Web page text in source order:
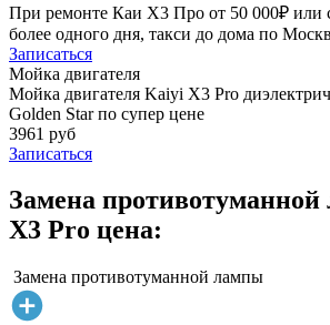
При ремонте Каи Х3 Про от 50 000₽ или
более одного дня, такси до дома по
Записаться
Мойка двигателя
Мойка двигателя Kaiyi X3 Pro
Golden Star по супер цене
3961 руб
Записаться
Замена
X3 Pro цена:
Замена противотуманной лампы